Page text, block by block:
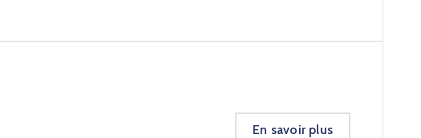
En savoir plus